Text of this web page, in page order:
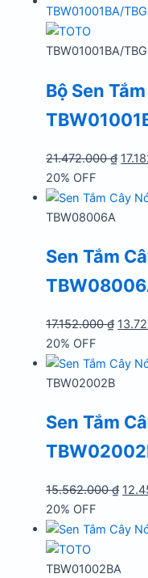
TBW01001BA/
Bộ Sen
21.472.000₫ Giá
là:
20% OFF
TBW08006A
Sen Tắm
17.152.000₫ Giá
là:
20% OFF
TBW02002B
Sen Tắm
15.562.000₫ Giá
là:
20% OFF
TBW01002BA